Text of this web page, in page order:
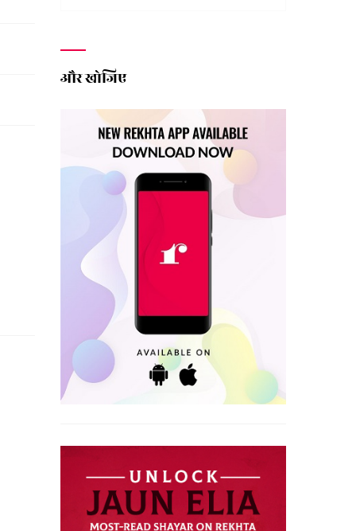
और खोजिए